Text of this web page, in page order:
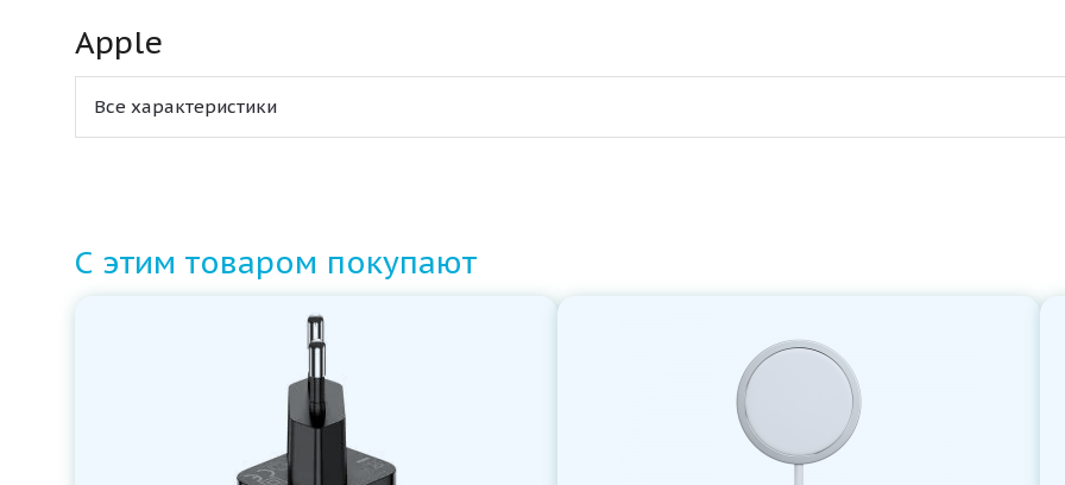
Apple
Все характеристики
С этим товаром покупают